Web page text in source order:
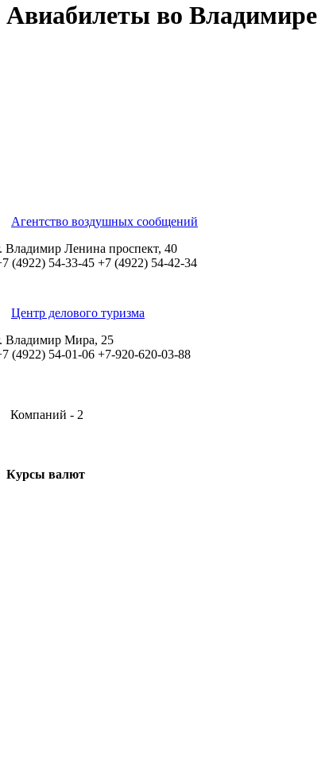
Авиабилеты во Владимире
Агентство воздушных сообщений
Владимир Ленина проспект, 40
(4922) 54-33-45 +7 (4922) 54-42-34
Центр делового туризма
Владимир Мира, 25
(4922) 54-01-06 +7-920-620-03-88
Компаний - 2
Курсы валют